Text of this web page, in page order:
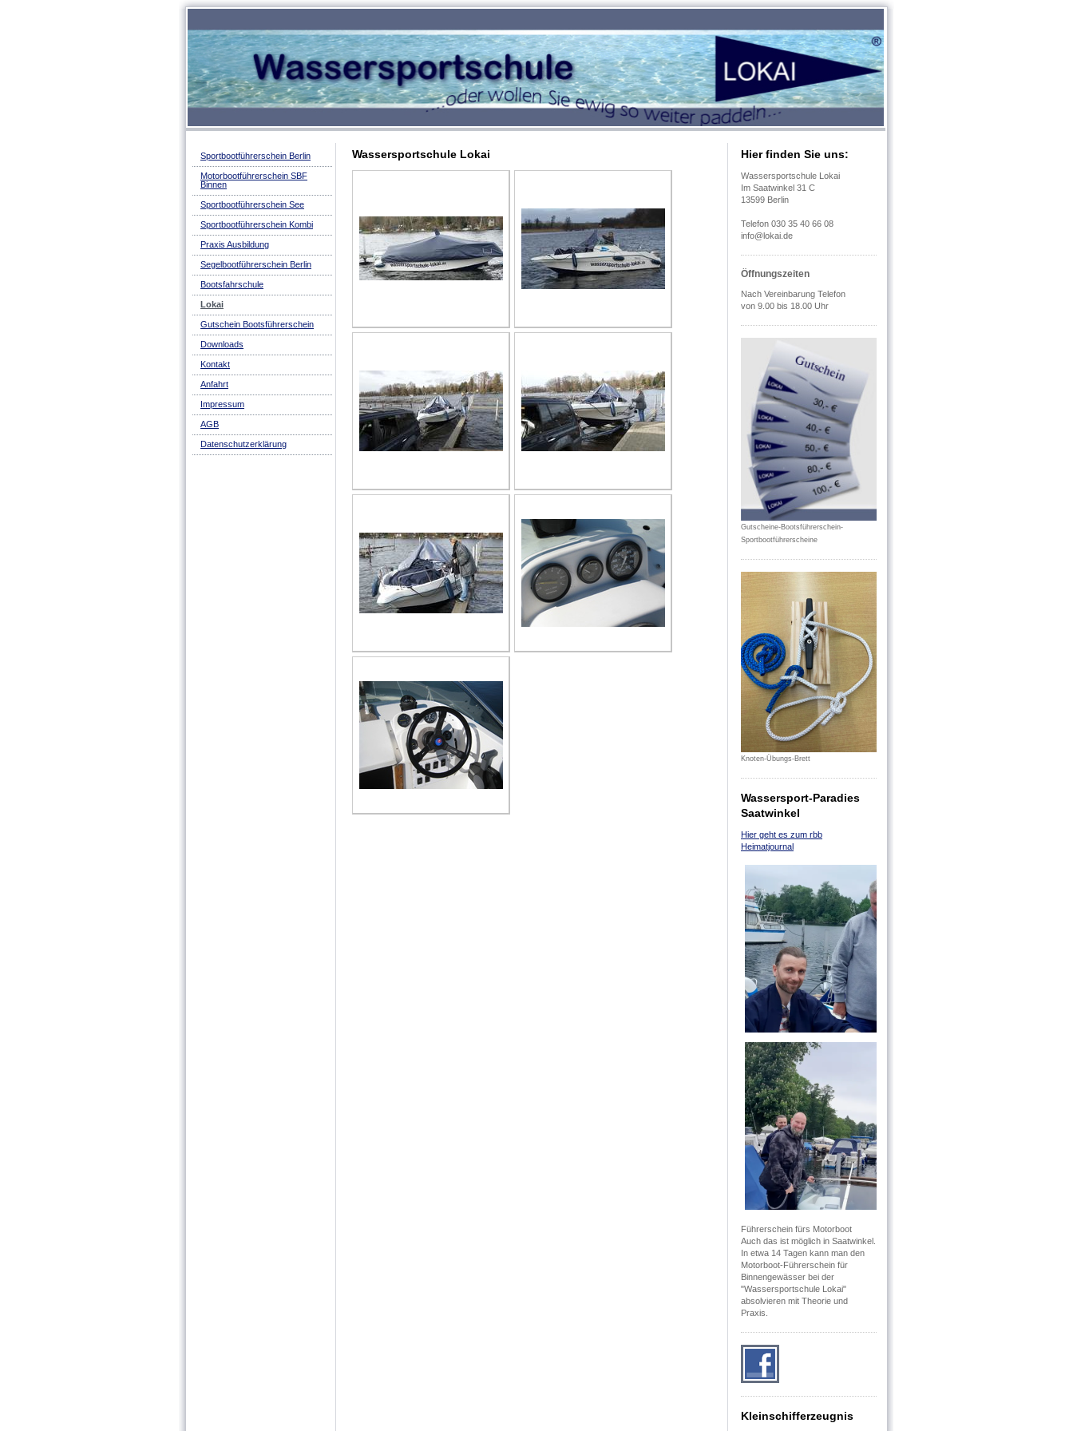
Sportbootführerschein Berlin
Motorbootführerschein SBF
Binnen
Sportbootführerschein See
Sportbootführerschein Kombi
Praxis Ausbildung
Segelbootführerschein Berlin
Bootsfahrschule
Lokai
Gutschein Bootsführerschein
Downloads
Kontakt
Anfahrt
Impressum
AGB
Datenschutzerklärung
Wassersportschule Lokai Hier finden Sie uns:
Wassersportschule Lokai
Im Saatwinkel 31 C
13599 Berlin
Telefon 030 35 40 66 08
info@lokai.de
Öffnungszeiten
Nach Vereinbarung Telefon
von 9.00 bis 18.00 Uhr
Gutscheine-Bootsführerschein-
Sportbootführerscheine
Knoten-Übungs-Brett
Wassersport-Paradies
Saatwinkel
Hier geht es zum rbb
Heimatjournal
Führerschein fürs Motorboot
Auch das ist möglich in Saatwinkel.
In etwa 14 Tagen kann man den
Motorboot-Führerschein für
Binnengewässer bei der
"Wassersportschule Lokai"
absolvieren mit Theorie und
Praxis.
Kleinschifferzeugnis